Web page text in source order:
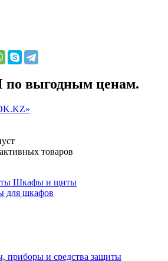
выгодным ценам.
товаров
Шкафы и щиты
для шкафов